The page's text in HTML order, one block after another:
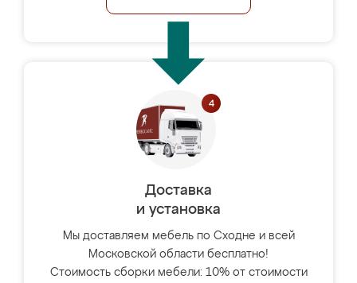
Доставка
и установка
Мы доставляем мебель по Сходне и всей
Московской области бесплатно!
Стоимость сборки мебели: 10% от стоимости